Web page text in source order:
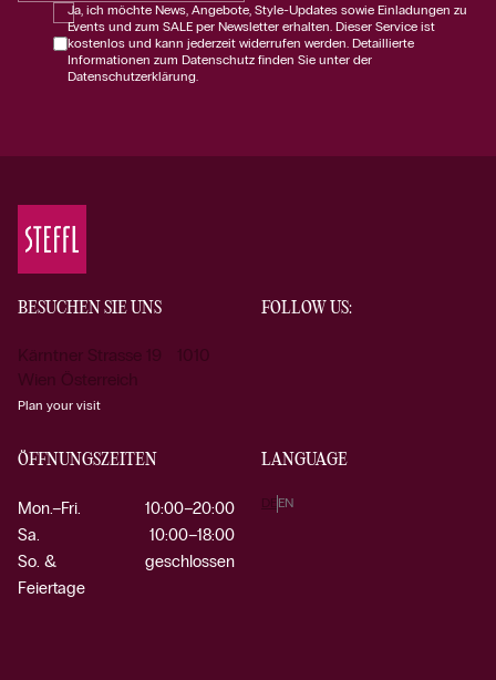
Ja, ich möchte News, Angebote, Style-Updates sowie Einladungen zu
Events und zum SALE per Newsletter erhalten. Dieser Service ist
kostenlos und kann jederzeit widerrufen werden. Detaillierte
Informationen zum Datenschutz finden Sie unter der
Datenschutzerklärung.
BESUCHEN SIE UNS
Kärntner Strasse 19 1010
Wien Österreich
Plan your visit
FOLLOW US:
ÖFFNUNGSZEITEN
Mon.–Fri.
10:00–20:00
Sa.
10:00–18:00
So. &
Feiertage
geschlossen
LANGUAGE
DE EN